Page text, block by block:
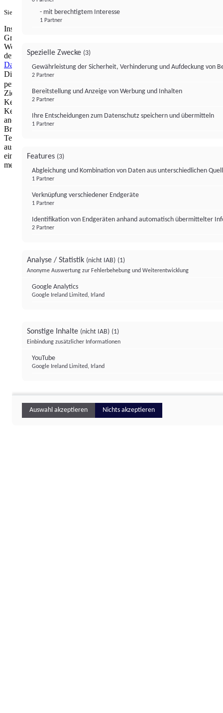
Sie haben ein PUR-Abo?Hier anmelden.
Institutional Money mit Werbung: Wir nutzen aus wirtschaftlichen
Gründen die Möglichkeit, unsere Webseite Dritten als digitalen
Werbeplatz zur Verfügung zu stellen. Über Verarbeitungen, die in
der Verantwortung von uns liegen, können Sie sich in unserer
Datenschutzerklärungnäher informieren.Zur Bereitstellung unserer
Dienste nutzen wir Technologien von
personalisierte Werbung, Messung von Werbeleistung und
Zielgruppenforschung. Cookies, Endgeräte- oder ähnliche Online-
Kennungen (z. B. login-basierte Kennungen, zufällig generierte
Kennungen, netzwerkbasierte Kennungen) können zusammen mit
anderen Informationen (z. B. Browsertyp und
Browserinformationen, Sprache, Bildschirmgröße, unterstützte
Technologien usw.) auf Ihrem Endgerät gespeichert oder von dort
ausgelesen werden, um es jedes Mal wiederzuerkennen, wenn es
eine App oder einer Webseite aufruft. Dies geschieht für einen oder
mehrere der hier aufgeführten Verarbeitungszwecke.
- mit berechtigtem Interesse
1 Partner
Spezielle Zwecke (3)
Gewährleistung der Sicherheit, Verhinderung und Aufdeckung von
2 Partner
Bereitstellung und Anzeige von Werbung und Inhalten
2 Partner
Ihre Entscheidungen zum Datenschutz speichern und übermitteln
1 Partner
Features (3)
Abgleichung und Kombination von Daten aus unterschiedlichen
1 Partner
Verknüpfung verschiedener Endgeräte
1 Partner
Identifikation von Endgeräten anhand automatisch übermittelter
2 Partner
Analyse / Statistik (nicht IAB) (1)
Anonyme Auswertung zur Fehlerbehebung und Weiterentwicklung
Google Analytics
Google Ireland Limited, Irland
Sonstige Inhalte (nicht IAB) (1)
Einbindung zusätzlicher Informationen
YouTube
Google Ireland Limited, Irland
Auswahl akzeptieren Nichts akzeptieren
Institutional Money
ImpressumDatenschutzerklärung